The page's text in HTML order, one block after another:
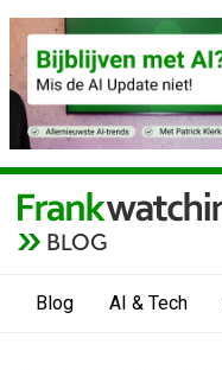
BLOG
Blog AI & Tech